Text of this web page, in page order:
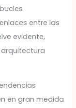
entre las
evidente,
en gran medida